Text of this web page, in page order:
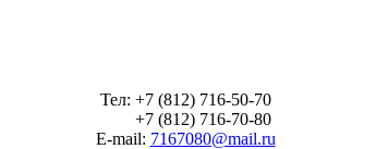
Тел: +7 (812) 716-50-70
+7 (812) 716-70-80
E-mail: 7167080@mail.ru